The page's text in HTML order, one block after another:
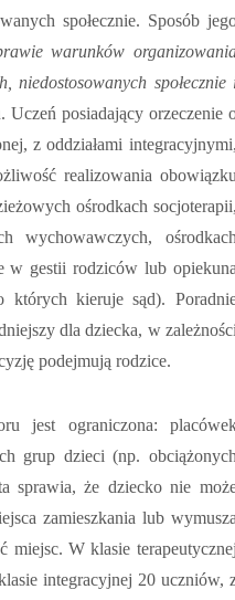
społecznie. Sposób
warunków
niedostosowanych społecznie
Uczeń posiadający orzeczenie
z oddziałami integracyjnymi,
realizowania obowiązku
ośrodkach socjoterapii,
wychowawczych, ośrodkach
w gestii rodziców lub opiekuna
których kieruje sąd).
dla dziecka, w zależności
podejmują rodzice.
jest ograniczona:
grup dzieci (np. obciążonych
sprawia, że dziecko nie
zamieszkania lub wymusza
miejsc. W klasie terapeutycznej
integracyjnej 20 uczniów,